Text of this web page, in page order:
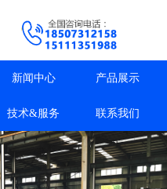
新闻中心 产品展示
技术&服务 联系我们